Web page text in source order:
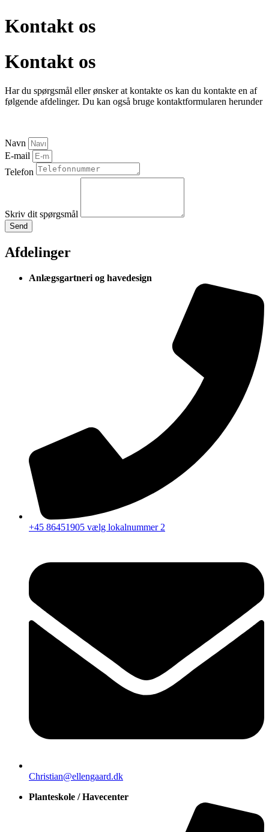
Kontakt os
Kontakt os
Har du spørgsmål eller ønsker at kontakte os kan du kontakte en af
følgende afdelinger. Du kan også bruge kontaktformularen herunder
Navn
E-mail
Telefon
Skriv dit spørgsmål
Send
Afdelinger
Anlægsgartneri og havedesign
+45 86451905 vælg lokalnummer 2
Christian@ellengaard.dk
Planteskole / Havecenter